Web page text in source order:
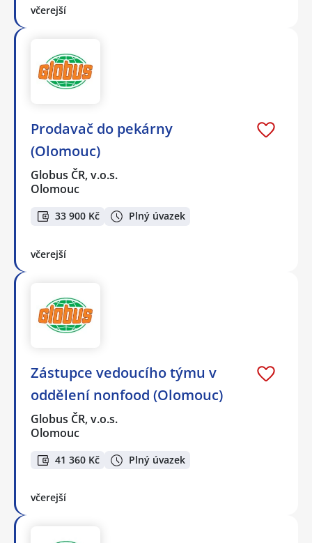
včerejší
Prodavač do pekárny
(Olomouc)
Globus ČR, v.o.s.
Olomouc
33 900 Kč Plný úvazek
včerejší
Zástupce vedoucího týmu v
oddělení nonfood (Olomouc)
Globus ČR, v.o.s.
Olomouc
41 360 Kč Plný úvazek
včerejší